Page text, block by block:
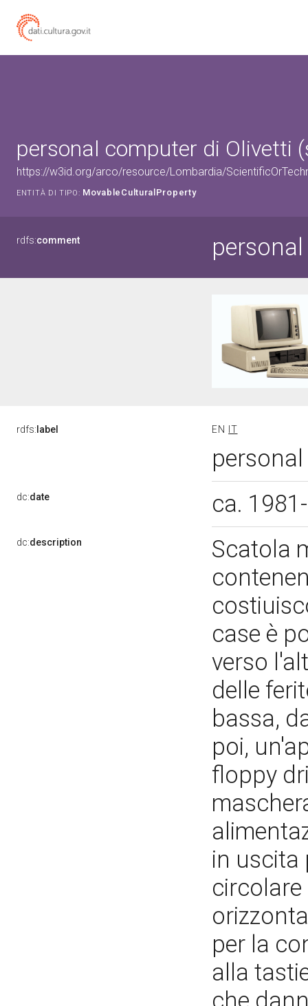
personal computer di Olivetti
https://w3id.org/arco/resource/Lombardia/
ENTITÀ DI TIPO: MovableCulturalProperty
rdfs:comment
rdfs: label EN IT
dc:date ca.
dc:description
Scatola
case è
verso
delle
bassa,
poi,
floppy
in uscita
per la
alla
che